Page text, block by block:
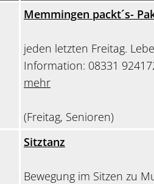
Memmingen packt´s-
jeden letzten Freitag.
Information: 08331
mehr
(Freitag, Senioren)
Sitztanz
Bewegung im Sitzen zu